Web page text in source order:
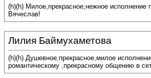
(h)(h) Милое,прекрасное,нежное
Вячеслав!
Лилия Баймухаметова
(h)(h) Душевное,прекрасное,милое
романтическому ,прекрасному общению в